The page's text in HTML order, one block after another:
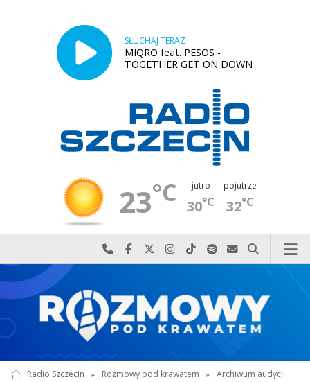
SŁUCHAJ TERAZ
MIQRO feat. PESOS -
TOGETHER GET ON DOWN
23°C jutro
30°C
pojutrze
32°C
Najlepiej po prostu do nas zadzwoń
Odwiedź nas na Facebook-u
Odwiedź nas na X
Odwiedź nas na Instagram-ie
Odwiedź nas na TikTok-u
Szukaj nas na Spotify
Wyślij do nas
Szukaj
Radio Szczecin » Rozmowy pod krawatem » Archiwum audycji